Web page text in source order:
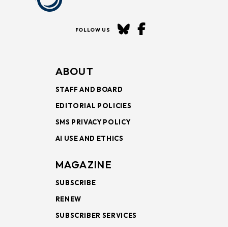
FOLLOW US
ABOUT
STAFF AND BOARD
EDITORIAL POLICIES
SMS PRIVACY POLICY
AI USE AND ETHICS
MAGAZINE
SUBSCRIBE
RENEW
SUBSCRIBER SERVICES